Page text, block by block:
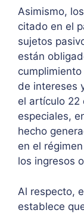
Asimismo,
citado en el
sujetos
están
de intereses
el artículo 22
especiales,
hecho
en el
los ingresos
Al respecto,
establece